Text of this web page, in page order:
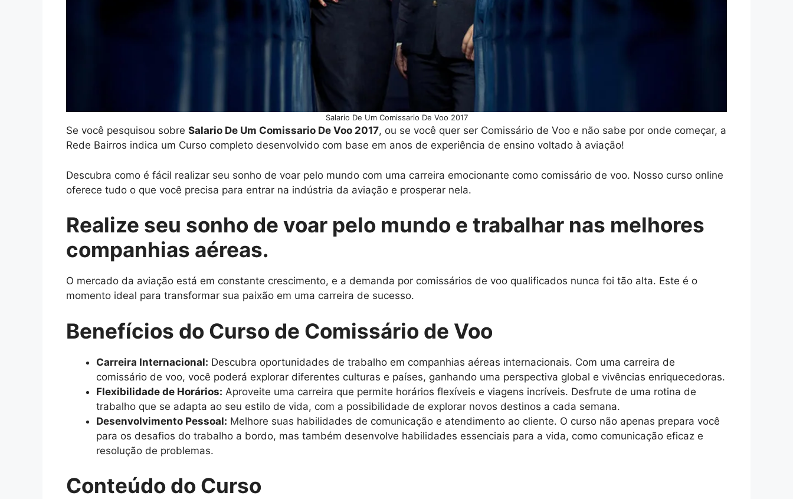
Salario De Um Comissario De Voo 2017
Se você pesquisou sobre Salario De Um Comissario De Voo 2017, ou se você quer ser Comissário de Voo e não sabe por onde começar, a
Rede Bairros indica um Curso completo desenvolvido com base em anos de experiência de ensino voltado à aviação!
Descubra como é fácil realizar seu sonho de voar pelo mundo com uma carreira emocionante como comissário de voo. Nosso curso online
oferece tudo o que você precisa para entrar na indústria da aviação e prosperar nela.
Realize seu sonho de voar pelo mundo e trabalhar nas melhores
companhias aéreas.
O mercado da aviação está em constante crescimento, e a demanda por comissários de voo qualificados nunca foi tão alta. Este é o
momento ideal para transformar sua paixão em uma carreira de sucesso.
Benefícios do Curso de Comissário de Voo
Carreira Internacional: Descubra oportunidades de trabalho em companhias aéreas internacionais. Com uma carreira de
comissário de voo, você poderá explorar diferentes culturas e países, ganhando uma perspectiva global e vivências enriquecedoras.
Flexibilidade de Horários: Aproveite uma carreira que permite horários flexíveis e viagens incríveis. Desfrute de uma rotina de
trabalho que se adapta ao seu estilo de vida, com a possibilidade de explorar novos destinos a cada semana.
Desenvolvimento Pessoal: Melhore suas habilidades de comunicação e atendimento ao cliente. O curso não apenas prepara você
para os desafios do trabalho a bordo, mas também desenvolve habilidades essenciais para a vida, como comunicação eficaz e
resolução de problemas.
Conteúdo do Curso